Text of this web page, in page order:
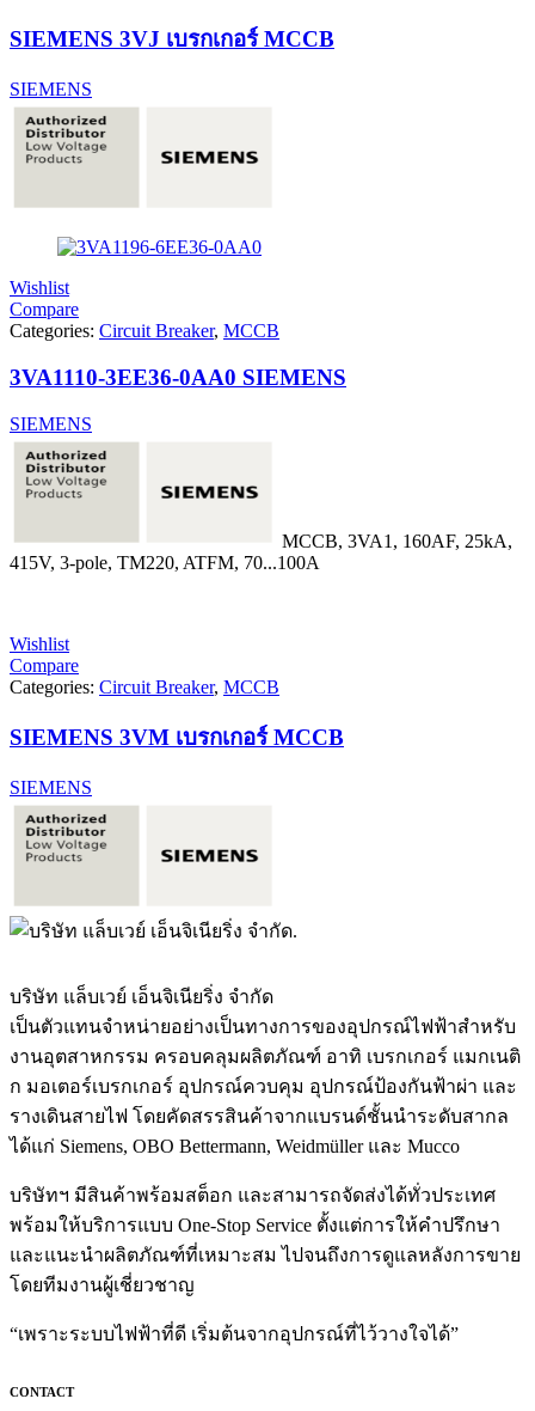
SIEMENS 3VJ เบรกเกอร์ MCCB
SIEMENS
Wishlist
Compare
Categories: Circuit Breaker, MCCB
3VA1110-3EE36-0AA0 SIEMENS
SIEMENS
MCCB, 3VA1, 160AF, 25kA,
415V, 3-pole, TM220, ATFM, 70...100A
Wishlist
Compare
Categories: Circuit Breaker, MCCB
SIEMENS 3VM เบรกเกอร์ MCCB
SIEMENS
บริษัท แล็บเวย์ เอ็นจิเนียริ่ง จำกัด
เป็นตัวแทนจำหน่ายอย่างเป็นทางการของอุปกรณ์ไฟฟ้าสำหรับ
งานอุตสาหกรรม ครอบคลุมผลิตภัณฑ์ อาทิ เบรกเกอร์ แมกเนติ
ก มอเตอร์เบรกเกอร์ อุปกรณ์ควบคุม อุปกรณ์ป้องกันฟ้าผ่า และ
รางเดินสายไฟ โดยคัดสรรสินค้าจากแบรนด์ชั้นนำระดับสากล
ได้แก่ Siemens, OBO Bettermann, Weidmüller และ Mucco
บริษัทฯ มีสินค้าพร้อมสต็อก และสามารถจัดส่งได้ทั่วประเทศ
พร้อมให้บริการแบบ One-Stop Service ตั้งแต่การให้คำปรึกษา
และแนะนำผลิตภัณฑ์ที่เหมาะสม ไปจนถึงการดูแลหลังการขาย
โดยทีมงานผู้เชี่ยวชาญ
“เพราะระบบไฟฟ้าที่ดี เริ่มต้นจากอุปกรณ์ที่ไว้วางใจได้”
CONTACT